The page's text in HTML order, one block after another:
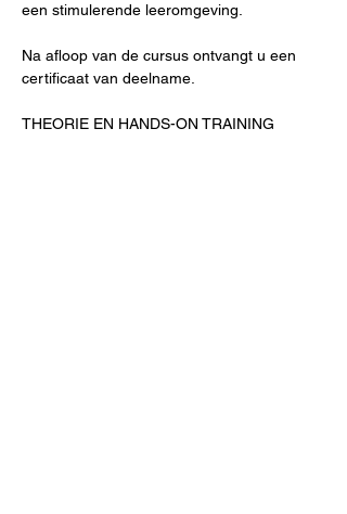
een stimulerende leeromgeving.
Na afloop van de cursus ontvangt u een
certificaat van deelname.
THEORIE EN HANDS-ON TRAINING